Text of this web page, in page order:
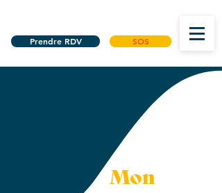
Prendre RDV SOS
Mon